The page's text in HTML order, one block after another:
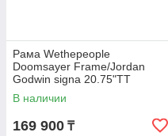
Рама Wethepeople
Doomsayer Frame/Jordan
Godwin signa 20.75"TT
В наличии
169 900 ₸